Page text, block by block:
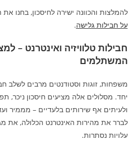
להמלצות והכוונה ישירה לחיסכון, בחנו
על חבילות גלישה.
חבילות טלוויזיה ואינטרנט –
המשתלמים
משפחות, זוגות וסטודנטים מרבים לשלב
יחד. מסלולים אלה מציעים חיסכון ניכר,
ולעיתים אף שירותים בלעדיים – מממיר
לברר את מהירות האינטרנט הכלולה, את
עלויות נסתרות.